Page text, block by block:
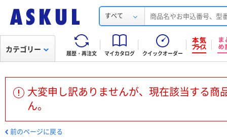
すべて
履歴・再注文 マイカタログ クイックオーダー
カテゴリー
大変申し訳ありませんが、現在該当する商
ん。
前のページに戻る